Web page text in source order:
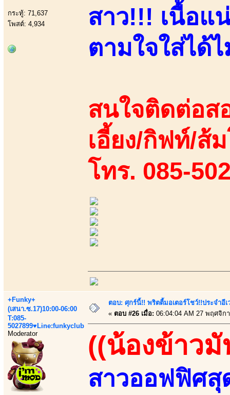
กระทู้: 71,637
โพสต์: 4,934
สาว!!! เนื้อ
ตามใจใส่ได้
สนใจติดต่อส
เอี้ยง/กิฟท์/ส้
โทร. 085-
+Funky+
(เสนา.ซ.17)10:00-06:00
T:085-
5027899♥Line:funkyclub
Moderator
ตอบ: ศุกร์นี้!! พริตตี้มอเตอร์โชว์!!ประจำอี
« ตอบ #26 เมื่อ: 06:04:04 AM 27 พฤศจิก
((น้องข้าวมั
สาวออฟฟิศสุ